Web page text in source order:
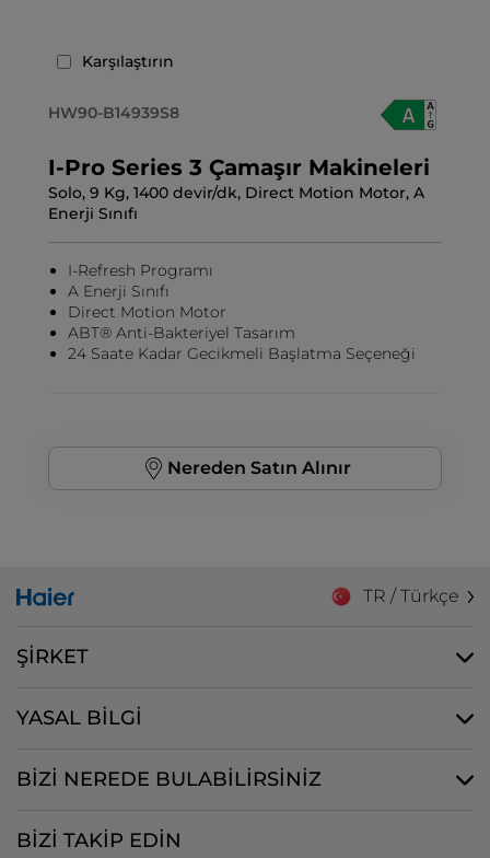
Karşılaştırın
HW90-B14939S8
I-Pro Series 3 Çamaşır Makineleri
Solo, 9 Kg, 1400 devir/dk, Direct Motion Motor, A
Enerji Sınıfı
I-Refresh Programı
A Enerji Sınıfı
Direct Motion Motor
ABT® Anti-Bakteriyel Tasarım
24 Saate Kadar Gecikmeli Başlatma Seçeneği
Nereden Satın Alınır
TR / Türkçe
ŞİRKET
YASAL BİLGİ
BİZİ NEREDE BULABİLİRSİNİZ
BİZİ TAKİP EDİN